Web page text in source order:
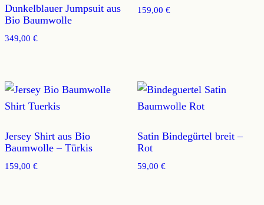
Dunkelblauer Jumpsuit aus
Bio Baumwolle
349,00 €
159,00 €
Jersey Shirt aus Bio
Baumwolle – Türkis
159,00 €
Satin Bindegürtel breit –
Rot
59,00 €